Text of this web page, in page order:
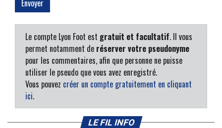
Le compte Lyon Foot est gratuit et facultatif. Il vous
permet notamment de réserver votre pseudonyme
pour les commentaires, afin que personne ne puisse
utiliser le pseudo que vous avez enregistré.
Vous pouvez créer un compte gratuitement en cliquant
ici.
LE FIL INFO